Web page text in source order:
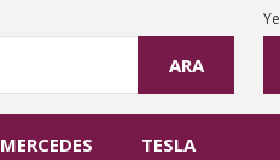
ARA
MERCEDES TESLA